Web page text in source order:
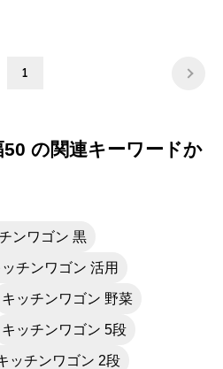
スタジオタイプのワンルームにもうま
1
の関連キーワードか
ンワゴン 黒
チンワゴン 活用
キッチンワゴン 野菜
キッチンワゴン 5段
ッチンワゴン 2段